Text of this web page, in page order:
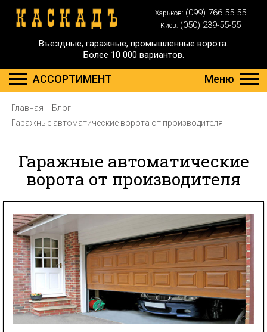
Харьков: (099) 766-55-55
Киев: (050) 239-55-55
Въездные, гаражные, промышленные ворота.
Более 10 000 вариантов.
АССОРТИМЕНТ Меню
Главная
Блог
Гаражные автоматические ворота от производителя
Гаражные автоматические
ворота от производителя